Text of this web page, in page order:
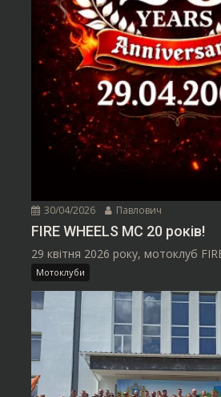
30/04/2026 Павлович
FIRE WHEELS MC 20 років!
29 квітня 2026 року, мотоклуб
Мотоклуби